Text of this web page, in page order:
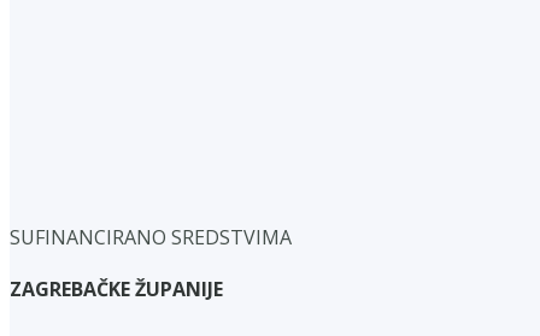
SUFINANCIRANO SREDSTVIMA
ZAGREBAČKE ŽUPANIJE